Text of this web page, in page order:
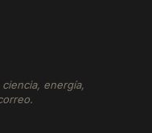
energía,